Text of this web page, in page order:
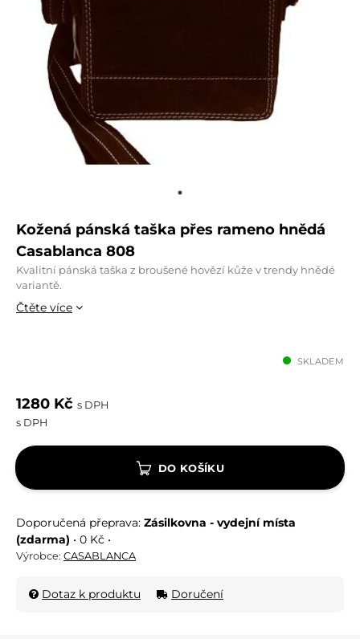
Kožená pánská taška přes rameno hnědá
Casablanca 808
Kvalitní pánská taška z broušené hovězí kůže v trendy hnědé
variantě.
Čtěte více
SKLADEM
1280 Kčs DPH
s DPH
DO KOŠÍKU
Zásilkovna - vydejní místa
(zdarma) •0 Kč •
Výrobce: CASABLANCA
Dotaz k produktu Doručení